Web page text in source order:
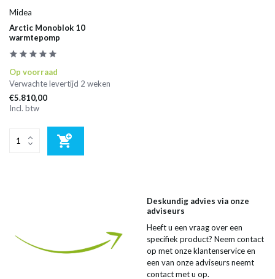
Midea
Arctic Monoblok 10
warmtepomp
Op voorraad
Verwachte levertijd 2 weken
€5.810,00
Incl. btw
Deskundig advies via onze
adviseurs
Heeft u een vraag over een
specifiek product? Neem contact
op met onze klantenservice en
een van onze adviseurs neemt
contact met u op.